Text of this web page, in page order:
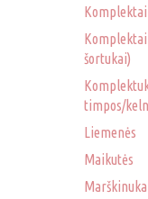
šortukai)
timpos/
Liemenės
Maikutės